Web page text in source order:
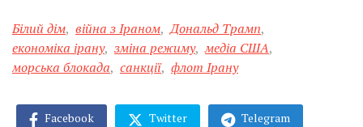
Білий дім, війна з Іраном, Дональд Трамп,
економіка ірану, зміна режиму, медіа США,
морська блокада, санкції, флот Ірану
Facebook Twitter Telegram